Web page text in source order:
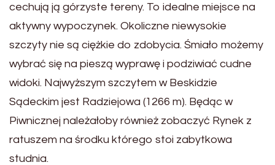
cechują ją górzyste tereny. To idealne miejsce na
aktywny wypoczynek. Okoliczne niewysokie
szczyty nie są ciężkie do zdobycia. Śmiało możemy
wybrać się na pieszą wyprawę i podziwiać cudne
widoki. Najwyższym szczytem w Beskidzie
Sądeckim jest Radziejowa (1266 m). Będąc w
Piwnicznej należałoby również zobaczyć Rynek z
ratuszem na środku którego stoi zabytkowa
studnia.